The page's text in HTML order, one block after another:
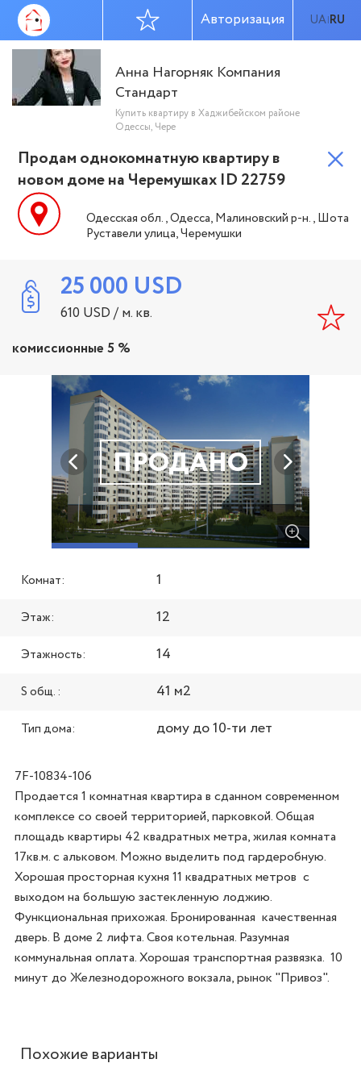
UA|RU
Авторизация
Анна Нагорняк Компания
Стандарт
Купить квартиру в Хаджибейском районе
Одессы, Чере
Продам однокомнатную квартиру в
новом доме на Черемушках ID 22759
Одесская обл., Одесса, Малиновский р-н., Шота
Руставели улица, Черемушки
25 000 USD
610 USD/ м. кв.
комиссионные 5 %
ПРОДАНО
Комнат: 1
Этаж: 12
Этажность: 14
S общ. : 41 м2
Тип дома: дому до 10-ти лет
7F-10834-106
Продается 1 комнатная квартира в сданном современном
комплексе со своей территорией, парковкой. Общая
площадь квартиры 42 квадратных метра, жилая комната
17кв.м. с альковом. Можно выделить под гардеробную.
Хорошая просторная кухня 11 квадратных метров  с
выходом на большую застекленную лоджию.
Функциональная прихожая. Бронированная  качественная
дверь. В доме 2 лифта. Своя котельная. Разумная
коммунальная оплата. Хорошая транспортная развязка.  10
минут до Железнодорожного вокзала, рынок "Привоз".
Похожие варианты